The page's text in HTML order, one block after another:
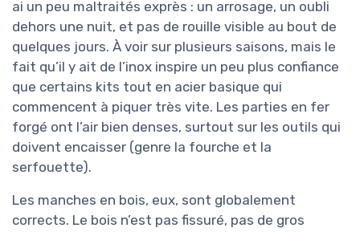
ai un peu maltraités exprès : un arrosage, un oubli
dehors une nuit, et pas de rouille visible au bout de
quelques jours. À voir sur plusieurs saisons, mais le
fait qu’il y ait de l’inox inspire un peu plus confiance
que certains kits tout en acier basique qui
commencent à piquer très vite. Les parties en fer
forgé ont l’air bien denses, surtout sur les outils qui
doivent encaisser (genre la fourche et la
serfouette).
Les manches en bois, eux, sont globalement
corrects. Le bois n’est pas fissuré, pas de gros